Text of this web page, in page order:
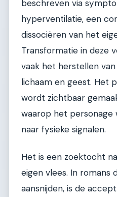
beschreven via
hyperventilatie, een
dissociëren van het
Transformatie in deze
vaak het herstellen
lichaam en geest. Het
wordt zichtbaar
waarop het
naar fysieke signalen.
Het is een zoektocht
eigen vlees. In romans
aansnijden, is de